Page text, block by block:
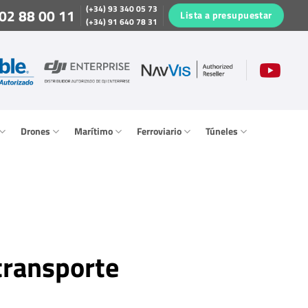
88 00 11
(+34) 93 340 05 73
(+34) 91 640 78 31
Lista a presupuestar
Drones Marítimo Ferroviario Túneles